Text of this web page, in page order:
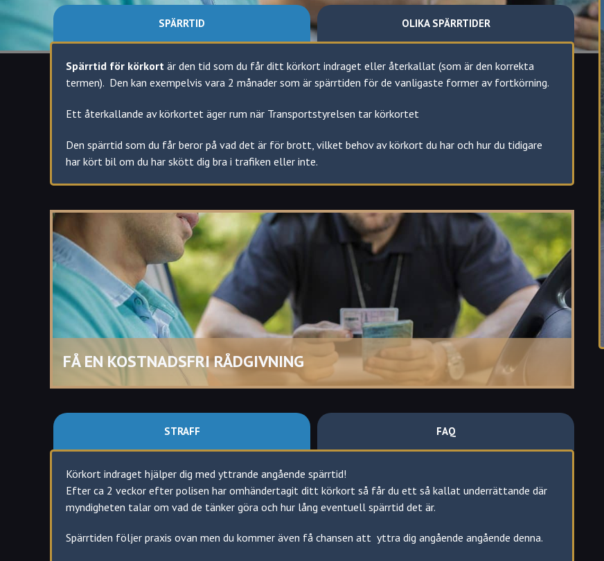
SPÄRRTID OLIKA SPÄRRTIDER
Spärrtid för körkort är den tid som du får ditt körkort indraget eller återkallat (som är den korrekta
termen). Den kan exempelvis vara 2 månader som är spärrtiden för de vanligaste former av fortkörning.
Ett återkallande av körkortet äger rum när Transportstyrelsen tar körkortet
Den spärrtid som du får beror på vad det är för brott, vilket behov av körkort du har och hur du tidigare
har kört bil om du har skött dig bra i trafiken eller inte.
Olika spärrtider för olika förseelser
Följande förseelser har olika praxis för förseelser:
Rattfylleri. Spärrtiden är 12-månader i normalfall, 24 vid grovt rattfylleri och det finns möjlighet
att söka om alkolås för att förkorta tiden
Smitning från en trafikolycka som du själv varit inblandad i. 2-6 månader spärrtid.
Upprepade trafikbrott – som att inte ha bälte eller upprepade fortkörningar. 2 månader spärrtid
Brott mot bestämmelse som är viktigt för trafiksäkerheten.
Här är spärrtiden 2 månader i genomsnitt förutom vårdslöshet i trafik då den är 4 månader.
Vilket även gäller andra typer av trafikrättsliga bekymmer:
Fortkörning
Omkörning vid övergångsställe
Opålitlighet i nykterhetshänseende Om polisen har tagit dig flera gånger för berusning etc kan
Transportstyrelsen återkalla körkortet. Spärrtiden brukar ta slut ett år efter den senast
anmärkningen
praxis 12 månader från sista brottet
FÅ EN KOSTNADSFRI RÅDGIVNING
STRAFF FAQ
Körkort indraget hjälper dig med yttrande angående spärrtid!
Efter ca 2 veckor efter polisen har omhändertagit ditt körkort så får du ett så kallat underrättande där
myndigheten talar om vad de tänker göra och hur lång eventuell spärrtid det är.
Spärrtiden följer praxis ovan men du kommer även få chansen att yttra dig angående angående denna.